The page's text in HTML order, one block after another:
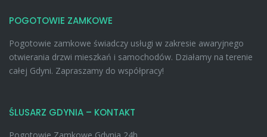
POGOTOWIE ZAMKOWE
Pogotowie zamkowe świadczy usługi w zakresie awaryjnego
otwierania drzwi mieszkań i samochodów. Działamy na terenie
całej Gdyni. Zapraszamy do współpracy!
ŚLUSARZ GDYNIA – KONTAKT